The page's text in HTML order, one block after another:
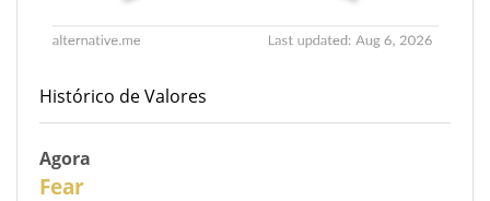
Histórico de Valores
Agora
Fear